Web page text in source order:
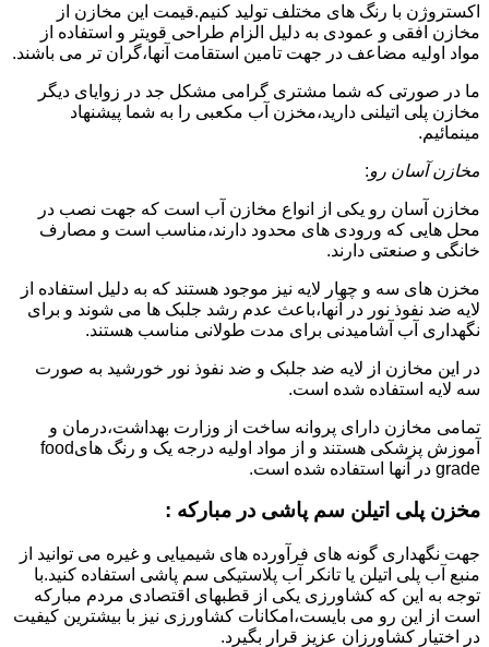
اکستروژن با رنگ های مختلف تولید کنیم.قیمت این مخازن از
مخازن افقی و عمودی به دلیل الزام طراحی قویتر و استفاده از
مواد اولیه مضاعف در جهت تامین استقامت آنها،گران تر می باشند.
ما در صورتی که شما مشتری گرامی مشکل جد در زوایای دیگر
مخازن پلی اتیلنی دارید،مخزن آب مکعبی را به شما پیشنهاد
مینمائیم.
مخازن آسان رو:
مخازن آسان رو یکی از انواع مخازن آب است که جهت نصب در
محل هایی که ورودی های محدود دارند،مناسب است و مصارف
خانگی و صنعتی دارند.
مخزن های سه و چهار لایه نیز موجود هستند که به دلیل استفاده از
لایه ضد نفوذ نور در آنها،باعث عدم رشد جلبک ها می شوند و برای
نگهداری آب آشامیدنی برای مدت طولانی مناسب هستند.
در این مخازن از لایه ضد جلبک و ضد نفوذ نور خورشید به صورت
سه لایه استفاده شده است.
تمامی مخازن دارای پروانه ساخت از وزارت بهداشت،درمان و
آموزش پزشکی هستند و از مواد اولیه درجه یک و رنگ هایfood
grade در آنها استفاده شده است.
مخزن پلی اتیلن سم پاشی در مبارکه :
جهت نگهداری گونه های فرآورده های شیمیایی و غیره می توانید از
منبع آب پلی اتیلن یا تانکر آب پلاستیکی سم پاشی استفاده کنید.با
توجه به این که کشاورزی یکی از قطبهای اقتصادی مردم مبارکه
است از این رو می بایست،امکانات کشاورزی نیز با بیشترین کیفیت
در اختیار کشاورزان عزیز قرار بگیرد.